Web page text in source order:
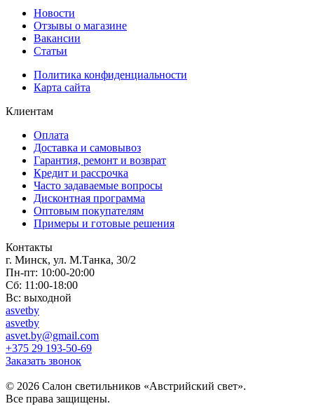
Новости
Отзывы о магазине
Вакансии
Статьи
Политика конфиденциальности
Карта сайта
Клиентам
Оплата
Доставка и самовывоз
Гарантия, ремонт и возврат
Кредит и рассрочка
Часто задаваемые вопросы
Дисконтная программа
Оптовым покупателям
Примеры и готовые решения
Контакты
г. Минск, ул. М.Танка, 30/2
Пн-пт: 10:00-20:00
Сб: 11:00-18:00
Вс: выходной
asvetby
asvetby
asvet.by@gmail.com
+375 29 193-50-69
Заказать звонок
© 2026 Салон светильников «Австрийский свет».
Все права защищены.